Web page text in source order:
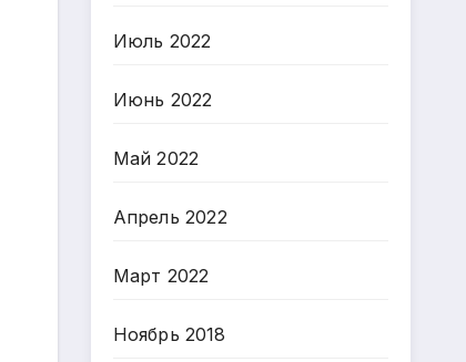
Июль 2022
Июнь 2022
Май 2022
Апрель 2022
Март 2022
Ноябрь 2018